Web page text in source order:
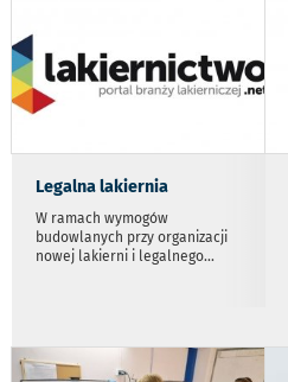
Legalna lakiernia
W ramach wymogów
budowlanych przy organizacji
nowej lakierni i legalnego...